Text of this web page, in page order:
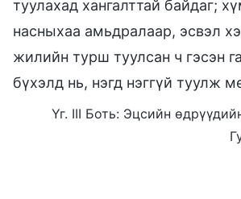
туулахад хангалттай байдаг;
насныхаа амьдралаар, эсвэл
жилийн турш туулсан ч гэсэн
бүхэлд нь, нэгд нэггүй туулж
Үг. III Боть: Эцсийн